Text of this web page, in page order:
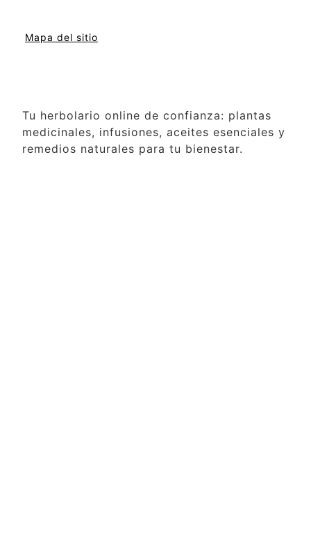
Mapa del sitio
Tu herbolario online de confianza: plantas
medicinales, infusiones, aceites esenciales y
remedios naturales para tu bienestar.